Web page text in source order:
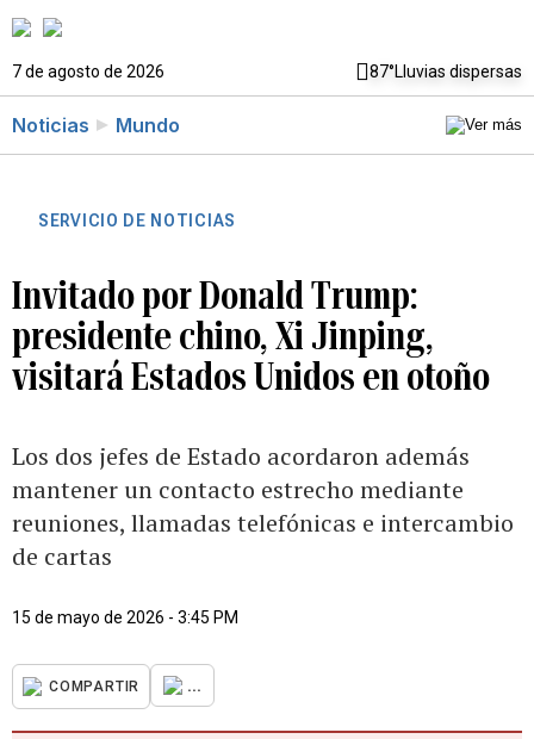
7 de agosto de 2026 87°Lluvias dispersas
Noticias Mundo
SERVICIO DE NOTICIAS
Invitado por Donald Trump:
presidente chino, Xi Jinping,
visitará Estados Unidos en otoño
Los dos jefes de Estado acordaron además
mantener un contacto estrecho mediante
reuniones, llamadas telefónicas e intercambio
de cartas
15 de mayo de 2026 - 3:45 PM
COMPARTIR ...